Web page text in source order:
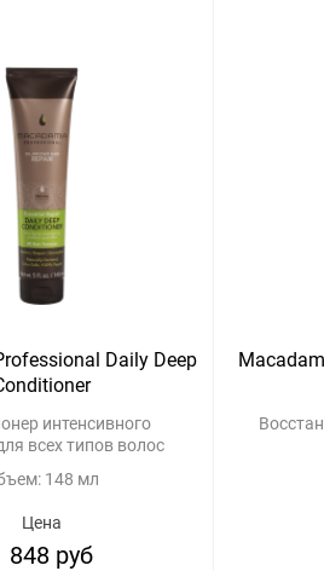
Daily Deep
интенсивного
всех типов волос
148 мл
Цена
848 руб